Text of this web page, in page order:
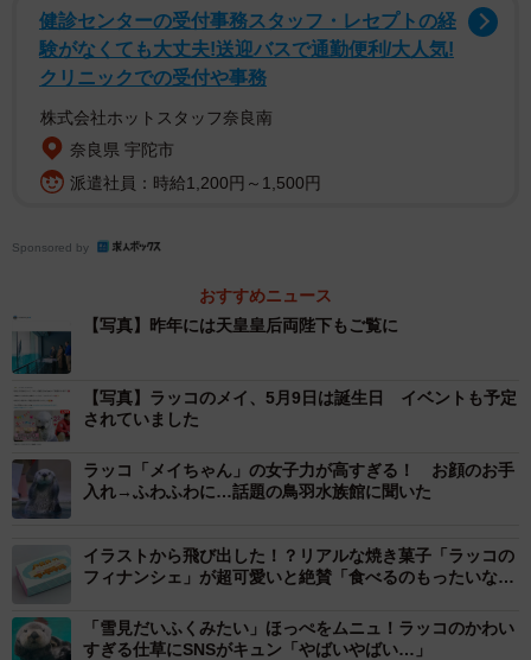
健診センターの受付事務スタッフ・レセプトの経
験がなくても大丈夫!送迎バスで通勤便利/大人気!
クリニックでの受付や事務
株式会社ホットスタッフ奈良南
奈良県 宇陀市
派遣社員：時給1,200円～1,500円
Sponsored by
おすすめニュース
【写真】昨年には天皇皇后両陛下もご覧に
【写真】ラッコのメイ、5月9日は誕生日 イベントも予定
されていました
ラッコ「メイちゃん」の女子力が高すぎる！ お顔のお手
入れ→ふわふわに…話題の鳥羽水族館に聞いた
イラストから飛び出した！？リアルな焼き菓子「ラッコの
フィナンシェ」が超可愛いと絶賛「食べるのもったいな
「雪見だいふくみたい」ほっぺをムニュ！ラッコのかわい
すぎる仕草にSNSがキュン「やばいやばい…」